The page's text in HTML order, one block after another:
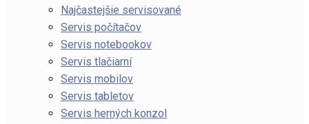
Najčastejšie servisované
Servis počítačov
Servis notebookov
Servis tlačiarní
Servis mobilov
Servis tabletov
Servis herných konzol